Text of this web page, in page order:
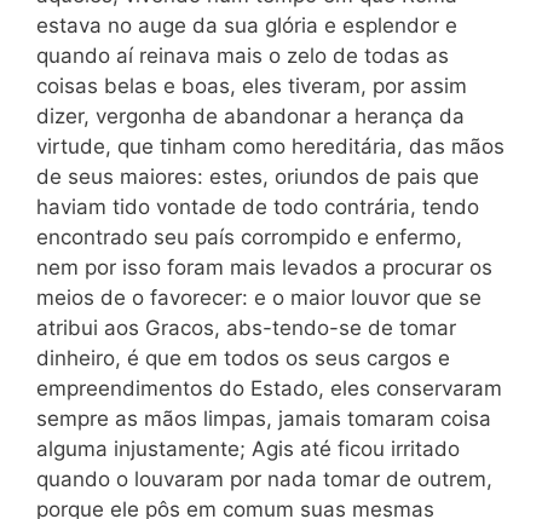
estava no auge da sua glória e esplendor e
quando aí reinava mais o zelo de todas as
coisas belas e boas, eles tiveram, por assim
dizer, vergonha de abandonar a herança da
virtude, que tinham como hereditária, das mãos
de seus maiores: estes, oriundos de pais que
haviam tido vontade de todo contrária, tendo
encontrado seu país corrompido e enfermo,
nem por isso foram mais levados a procurar os
meios de o favorecer: e o maior louvor que se
atribui aos Gracos, abs-tendo-se de tomar
dinheiro, é que em todos os seus cargos e
empreendimentos do Estado, eles conservaram
sempre as mãos limpas, jamais tomaram coisa
alguma injustamente; Agis até ficou irritado
quando o louvaram por nada tomar de outrem,
porque ele pôs em comum suas mesmas